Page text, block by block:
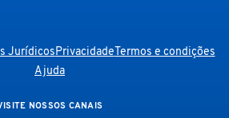
JurídicosPrivacidadeTermos e condições
Ajuda
NOSSOS CANAIS